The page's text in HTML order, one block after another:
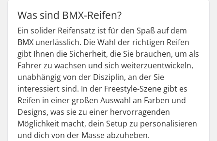
Was sind BMX-Reifen?
Ein solider Reifensatz ist für den Spaß auf dem
BMX unerlässlich. Die Wahl der richtigen Reifen
gibt Ihnen die Sicherheit, die Sie brauchen, um als
Fahrer zu wachsen und sich weiterzuentwickeln,
unabhängig von der Disziplin, an der Sie
interessiert sind. In der Freestyle-Szene gibt es
Reifen in einer großen Auswahl an Farben und
Designs, was sie zu einer hervorragenden
Möglichkeit macht, dein Setup zu personalisieren
und dich von der Masse abzuheben.